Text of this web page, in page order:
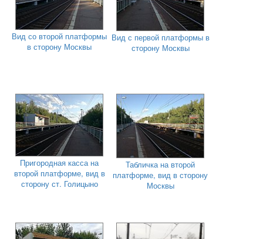
Вид со второй платформы
в сторону Москвы
Вид с первой платформы в
сторону Москвы
Пригородная касса на
второй платформе, вид в
сторону ст. Голицыно
Табличка на второй
платформе, вид в сторону
Москвы